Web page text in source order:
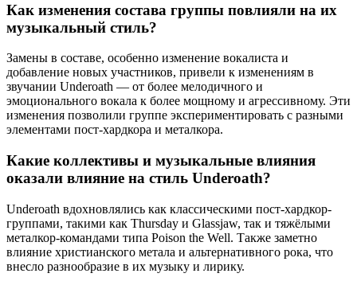
Как изменения состава группы повлияли на их
музыкальный стиль?
Замены в составе, особенно изменение вокалиста и
добавление новых участников, привели к изменениям в
звучании Underoath — от более мелодичного и
эмоционального вокала к более мощному и агрессивному. Эти
изменения позволили группе экспериментировать с разными
элементами пост-хардкора и металкора.
Какие коллективы и музыкальные влияния
оказали влияние на стиль Underoath?
Underoath вдохновлялись как классическими пост-хардкор-
группами, такими как Thursday и Glassjaw, так и тяжёлыми
металкор-командами типа Poison the Well. Также заметно
влияние христианского метала и альтернативного рока, что
внесло разнообразие в их музыку и лирику.